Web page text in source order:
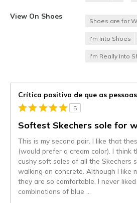
View On Shoes
Shoes are for
I'm Into Shoes
I'm Really Into
Crítica positiva de que as
5
Softest Skechers sole for
This is my second pair. I like that
(would prefer a cream color). I think
cushy soft soles of all the Skechers
walking on concrete. Although I like
they are so comfortable, I never
combinations of blue